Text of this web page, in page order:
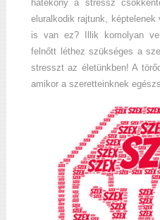
hatékony a stressz
eluralkodik rajtunk,
is van ez? Illik komolyan
felnőtt léthez szükséges a
stresszt az életünkben! A
amikor a szeretteinknek